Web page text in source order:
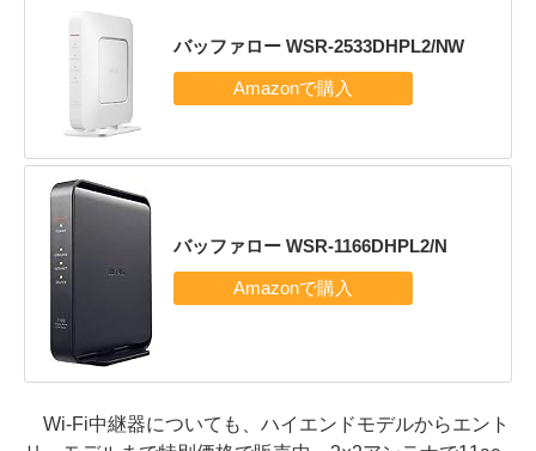
バッファロー WSR-2533DHPL2/NW
バッファロー WSR-1166DHPL2/N
Wi-Fi中継器についても、ハイエンドモデルからエント